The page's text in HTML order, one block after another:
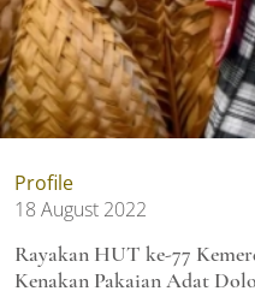
Profile
18 August 2022
Rayakan HUT ke-77
Kenakan Pakaian Adat